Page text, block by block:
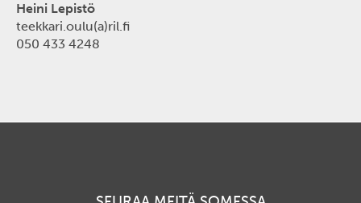
Heini Lepistö
teekkari.oulu(a)ril.fi
050 433 4248